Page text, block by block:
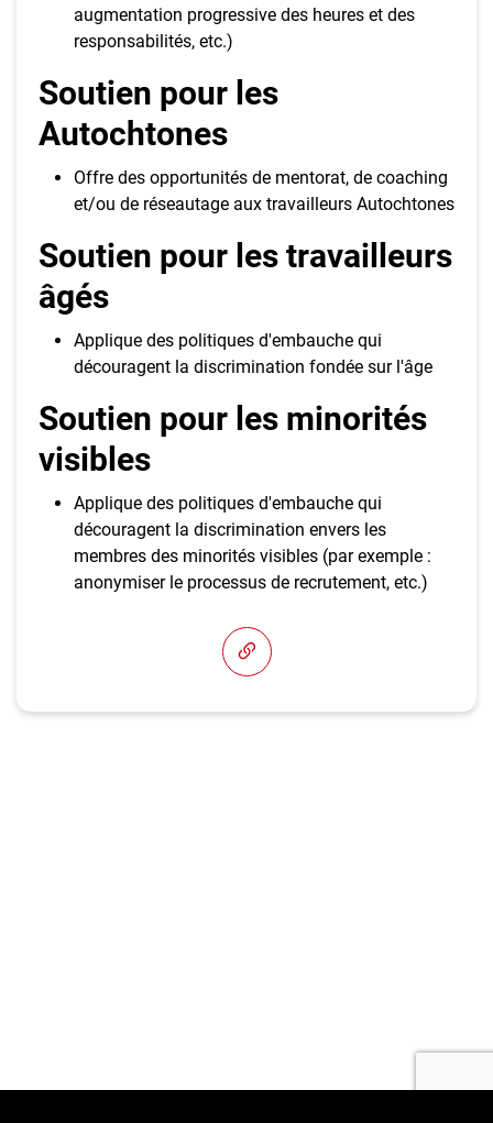
augmentation progressive des heures et des
responsabilités, etc.)
Soutien pour les
Autochtones
Offre des opportunités de mentorat, de coaching
et/ou de réseautage aux travailleurs Autochtones
Soutien pour les travailleurs
âgés
Applique des politiques d'embauche qui
découragent la discrimination fondée sur l'âge
Soutien pour les minorités
visibles
Applique des politiques d'embauche qui
découragent la discrimination envers les
membres des minorités visibles (par exemple :
anonymiser le processus de recrutement, etc.)